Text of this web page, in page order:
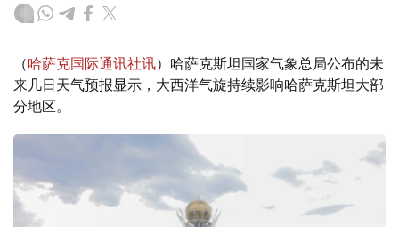
（哈萨克国际通讯社讯）哈萨克斯坦国家气象总局公布的未
来几日天气预报显示，大西洋气旋持续影响哈萨克斯坦大部
分地区。